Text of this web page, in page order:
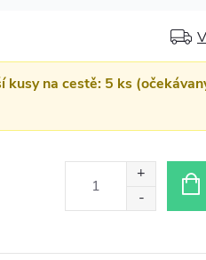
kusy na cestě: 5 ks